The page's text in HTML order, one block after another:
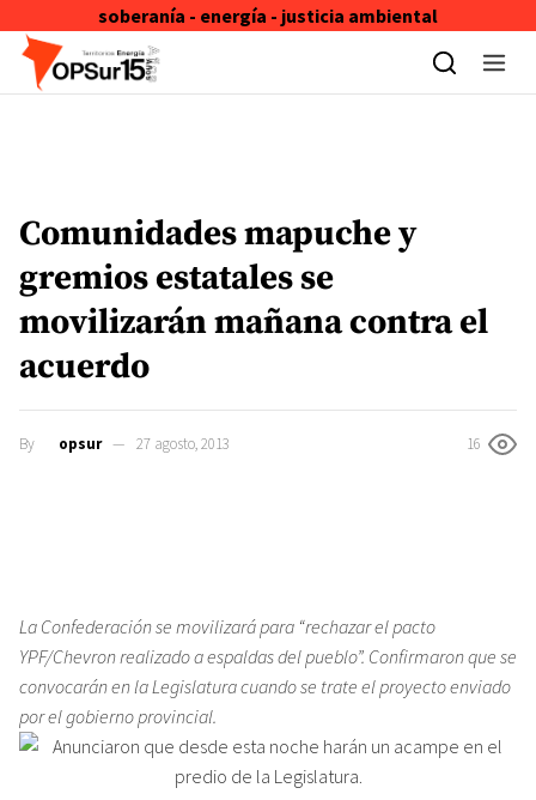
soberanía - energía - justicia ambiental
Skip to content
Comunidades mapuche y
gremios estatales se
movilizarán mañana contra el
acuerdo
By opsur 27 agosto, 2013 16
La Confederación se movilizará para “rechazar el pacto
YPF/Chevron realizado a espaldas del pueblo”. Confirmaron que se
convocarán en la Legislatura cuando se trate el proyecto enviado
por el gobierno provincial.